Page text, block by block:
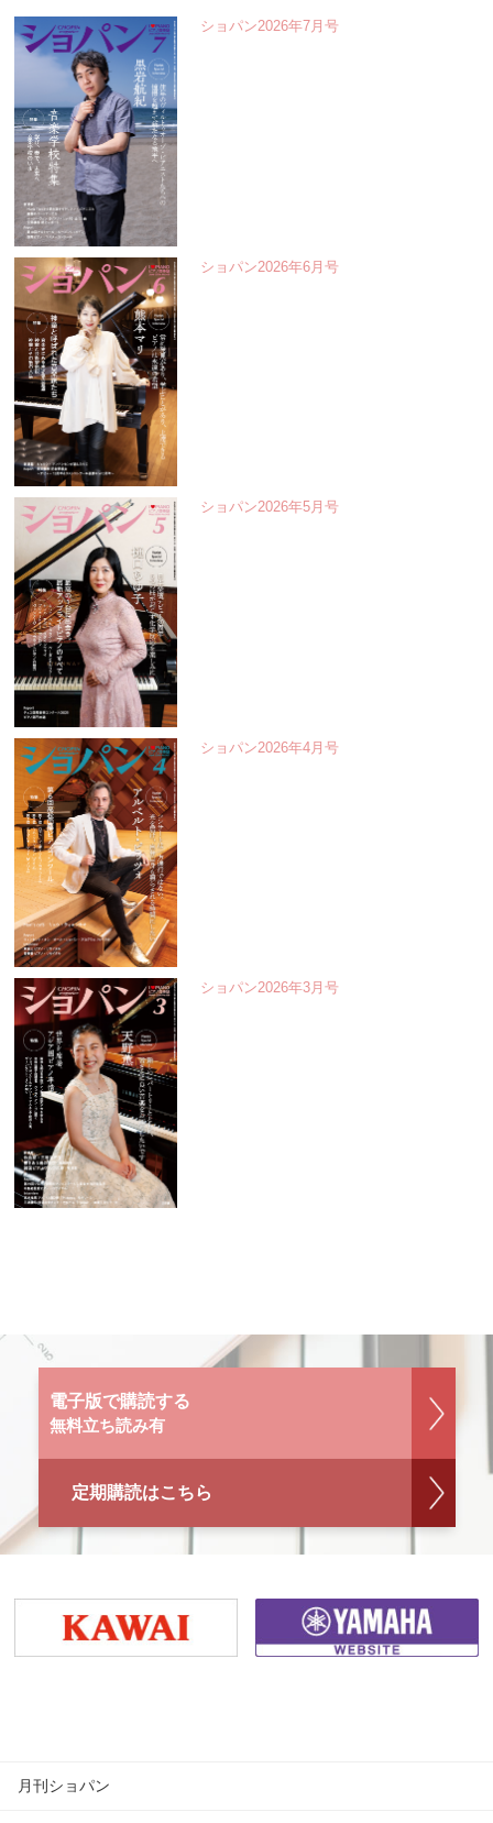
ショパン2026年7月号
ショパン2026年6月号
ショパン2026年5月号
ショパン2026年4月号
ショパン2026年3月号
電子版で購読する
無料立ち読み有
定期購読はこちら
月刊ショパン